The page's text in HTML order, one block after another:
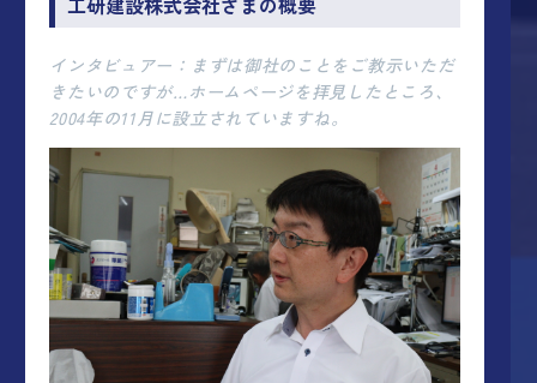
インタビュアー：まずは御社のことをご教示いただ
きたいのですが…ホームページを拝見したところ、
2004年の11月に設立されていますね。